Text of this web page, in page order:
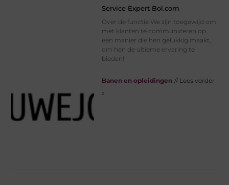
Service Expert Bol.com
Over de functie We zijn toegewijd om
met klanten te communiceren op
een manier die hen gelukkig maakt,
om hen de ultieme ervaring te
bieden!
Banen en opleidingen // Lees verder
»